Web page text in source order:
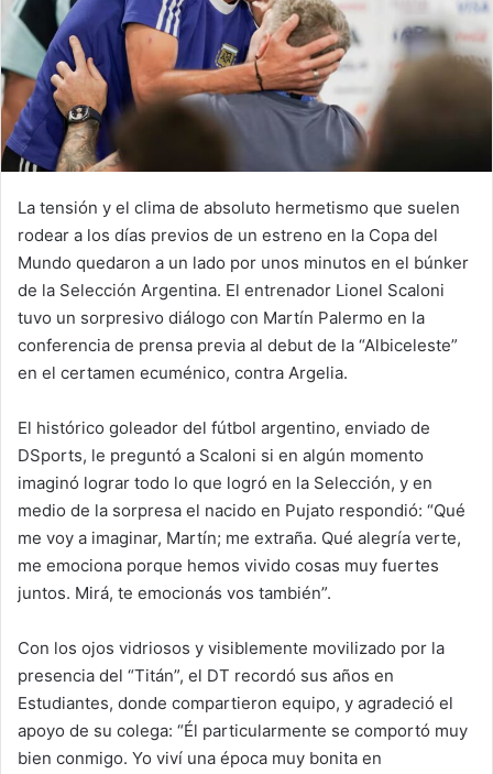
La tensión y el clima de absoluto hermetismo que suelen
rodear a los días previos de un estreno en la Copa del
Mundo quedaron a un lado por unos minutos en el búnker
de la Selección Argentina. El entrenador Lionel Scaloni
tuvo un sorpresivo diálogo con Martín Palermo en la
conferencia de prensa previa al debut de la “Albiceleste”
en el certamen ecuménico, contra Argelia.
El histórico goleador del fútbol argentino, enviado de
DSports, le preguntó a Scaloni si en algún momento
imaginó lograr todo lo que logró en la Selección, y en
medio de la sorpresa el nacido en Pujato respondió: “Qué
me voy a imaginar, Martín; me extraña. Qué alegría verte,
me emociona porque hemos vivido cosas muy fuertes
juntos. Mirá, te emocionás vos también”.
Con los ojos vidriosos y visiblemente movilizado por la
presencia del “Titán”, el DT recordó sus años en
Estudiantes, donde compartieron equipo, y agradeció el
apoyo de su colega: “Él particularmente se comportó muy
bien conmigo. Yo viví una época muy bonita en